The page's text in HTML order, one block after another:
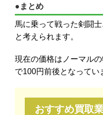
●まとめ
馬に乗って戦った剣闘
と考えられます。
現在の価格はノーマル
で100円前後となってい
おすすめ買取